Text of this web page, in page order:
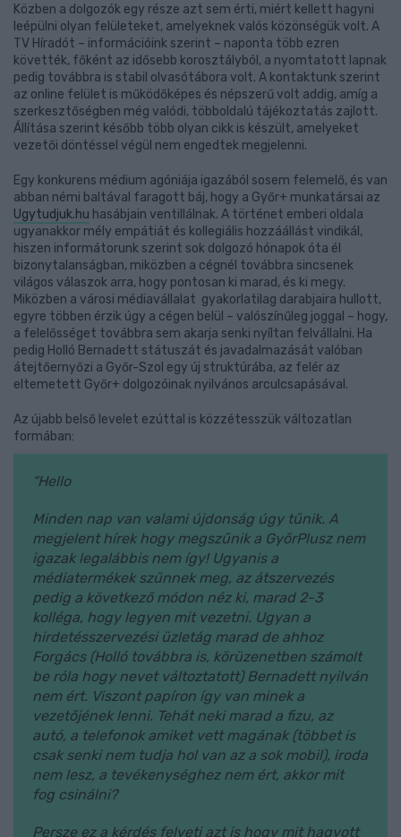
Közben a dolgozók egy része azt sem érti, miért kellett hagyni
leépülni olyan felületeket, amelyeknek valós közönségük volt. A
TV Híradót – információink szerint – naponta több ezren
követték, főként az idősebb korosztályból, a nyomtatott lapnak
pedig továbbra is stabil olvasótábora volt. A kontaktunk szerint
az online felület is működőképes és népszerű volt addig, amíg a
szerkesztőségben még valódi, többoldalú tájékoztatás zajlott.
Állítása szerint később több olyan cikk is készült, amelyeket
vezetői döntéssel végül nem engedtek megjelenni.
Egy konkurens médium agóniája igazából sosem felemelő, és van
abban némi baltával faragott báj, hogy a Győr+ munkatársai az
Ugytudjuk.hu hasábjain ventillálnak. A történet emberi oldala
ugyanakkor mély empátiát és kollegiális hozzáállást vindikál,
hiszen informátorunk szerint sok dolgozó hónapok óta él
bizonytalanságban, miközben a cégnél továbbra sincsenek
világos válaszok arra, hogy pontosan ki marad, és ki megy.
Miközben a városi médiavállalat gyakorlatilag darabjaira hullott,
egyre többen érzik úgy a cégen belül – valószínűleg joggal – hogy,
a felelősséget továbbra sem akarja senki nyíltan felvállalni. Ha
pedig Holló Bernadett státuszát és javadalmazását valóban
átejtőernyőzi a Győr-Szol egy új struktúrába, az felér az
eltemetett Győr+ dolgozóinak nyilvános arculcsapásával.
Az újabb belső levelet ezúttal is közzétesszük változatlan
formában:
“Hello
Minden nap van valami újdonság úgy tűnik. A
megjelent hírek hogy megszűnik a GyőrPlusz nem
igazak legalábbis nem így! Ugyanis a
médiatermékek szűnnek meg, az átszervezés
pedig a következő módon néz ki, marad 2-3
kolléga, hogy legyen mit vezetni. Ugyan a
hirdetésszervezési üzletág marad de ahhoz
Forgács (Holló továbbra is, körüzenetben számolt
be róla hogy nevet változtatott) Bernadett nyilván
nem ért. Viszont papíron így van minek a
vezetőjének lenni. Tehát neki marad a fizu, az
autó, a telefonok amiket vett magának (többet is
csak senki nem tudja hol van az a sok mobil), iroda
nem lesz, a tevékenységhez nem ért, akkor mit
fog csinálni?
Persze ez a kérdés felveti azt is hogy mit hagyott